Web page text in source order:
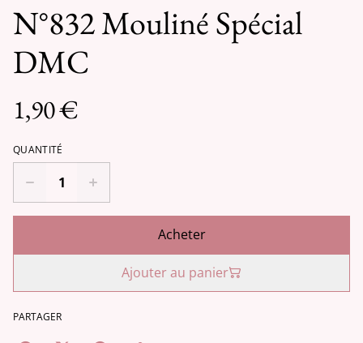
N°832 Mouliné Spécial
DMC
1,90 €
QUANTITÉ
Acheter
Ajouter au panier
PARTAGER